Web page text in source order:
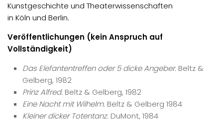
Kunstgeschichte und Theaterwissenschaften
in Köln und Berlin.
Veröffentlichungen (kein Anspruch auf
Vollständigkeit)
Das Elefantentreffen oder 5 dicke Angeber. Beltz &
Gelberg, 1982
Prinz Alfred. Beltz & Gelberg, 1982
Eine Nacht mit Wilhelm. Beltz & Gelberg 1984
Kleiner dicker Totentanz. DuMont, 1984